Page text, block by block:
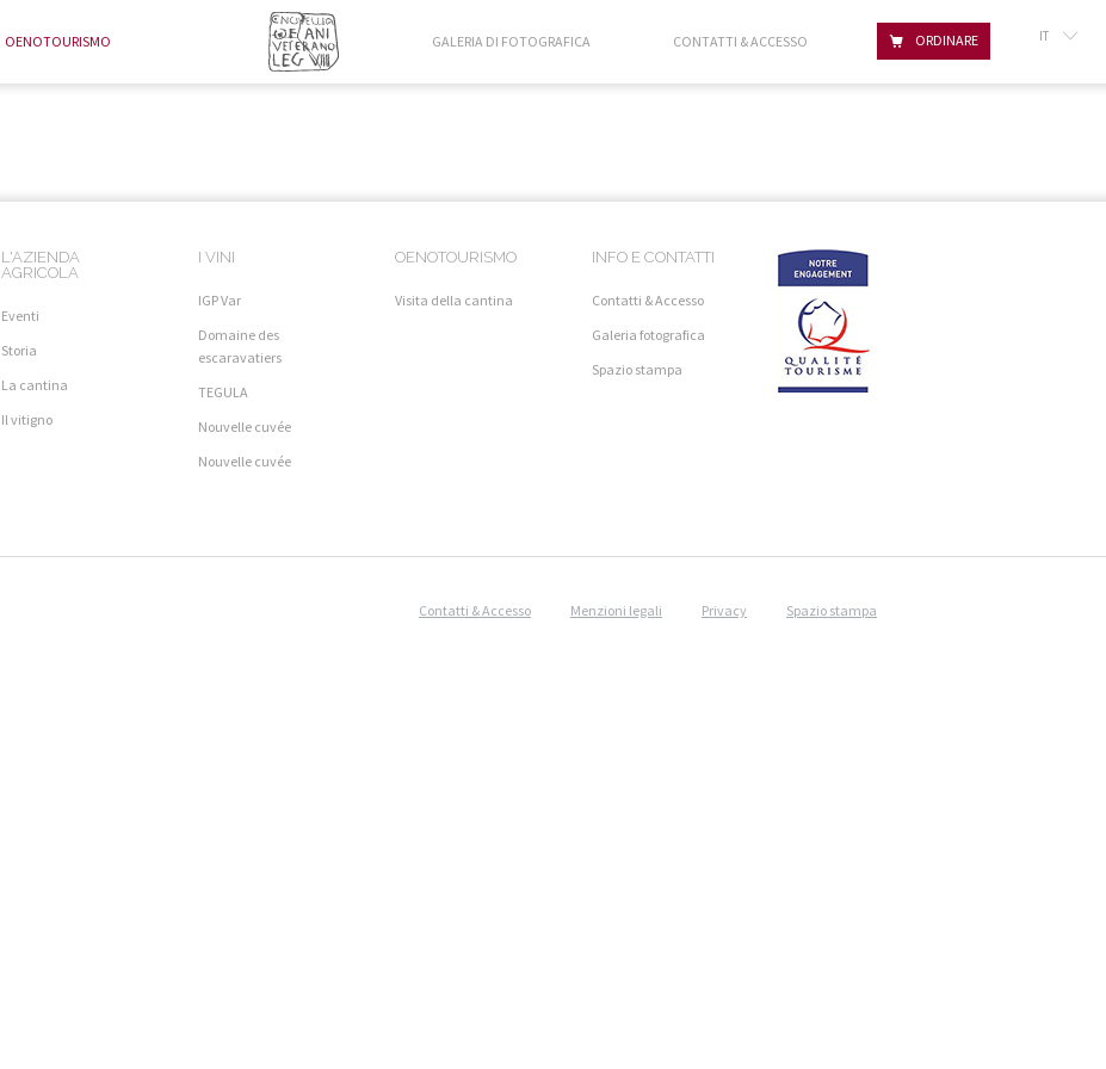
OENOTOURISMO GALERIA DI FOTOGRAFICA CONTATTI & ACCESSO ORDINARE
IT
GB
L'AZIENDA
AGRICOLA
Eventi
Storia
La cantina
Il vitigno
I VINI
IGP Var
Domaine des
escaravatiers
TEGULA
Nouvelle cuvée
Nouvelle cuvée
OENOTOURISMO
Visita della cantina
INFO E CONTATTI
Contatti & Accesso
Galeria fotografica
Spazio stampa
Contatti & Accesso Menzioni legali Privacy Spazio stampa